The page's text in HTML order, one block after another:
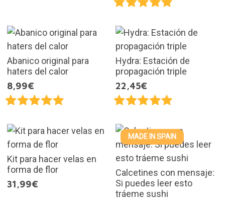
Abanico original para
haters del calor
8,99€
Hydra: Estación de
propagación triple
22,45€
Kit para hacer velas en
forma de flor
31,99€
MADE IN SPAIN
Calcetines con mensaje:
Si puedes leer esto
tráeme sushi